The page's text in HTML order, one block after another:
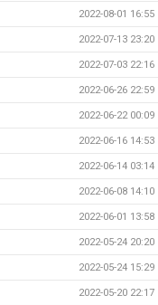
2022-08-01 16:55
2022-07-13 23:20
2022-07-03 22:16
2022-06-26 22:59
2022-06-22 00:09
2022-06-16 14:53
2022-06-14 03:14
2022-06-08 14:10
2022-06-01 13:58
2022-05-24 20:20
2022-05-24 15:29
2022-05-20 22:17